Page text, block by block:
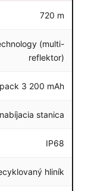
720 m
(multi-
reflektor)
3 200 mAh
stanica
IP68
hliník